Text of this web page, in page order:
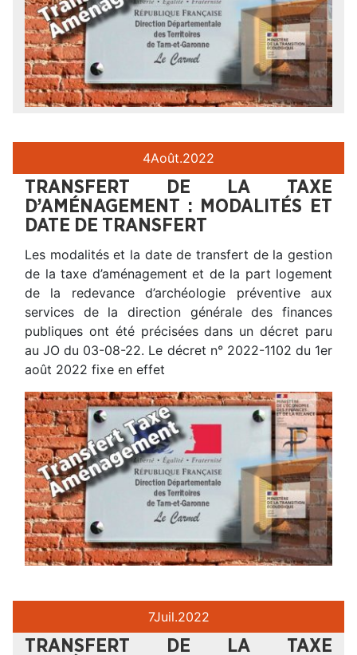
4Août.2022
TRANSFERT DE LA TAXE
D’AMÉNAGEMENT : MODALITÉS ET
DATE DE TRANSFERT
Les modalités et la date de transfert de la gestion
de la taxe d’aménagement et de la part logement
de la redevance d’archéologie préventive aux
services de la direction générale des finances
publiques ont été précisées dans un décret paru
au JO du 03-08-22. Le décret n° 2022-1102 du 1er
août 2022 fixe en effet
7Juil.2022
TRANSFERT DE LA TAXE